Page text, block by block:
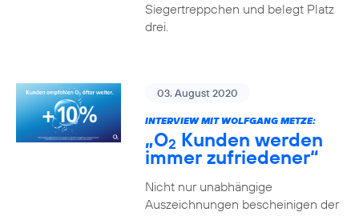
Siegertreppchen und belegt Platz
drei.
03. August 2020
INTERVIEW MIT WOLFGANG METZE:
„O2 Kunden werden
immer zufriedener“
Nicht nur unabhängige
Auszeichnungen bescheinigen der